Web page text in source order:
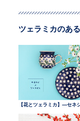
ツェラミカのあ